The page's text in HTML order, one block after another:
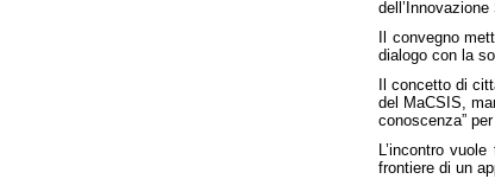
Il convegno
dialogo con la
Il concetto di
del MaCSIS,
conoscenza”
L’incontro
frontiere di un